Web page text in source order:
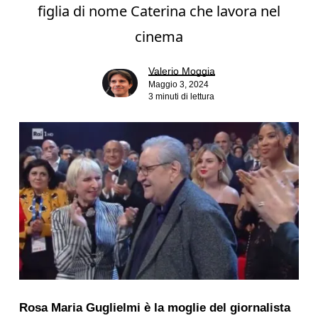
figlia di nome Caterina che lavora nel
cinema
Valerio Moggia
Maggio 3, 2024
3 minuti di lettura
Rosa Maria Guglielmi è la moglie del giornalista